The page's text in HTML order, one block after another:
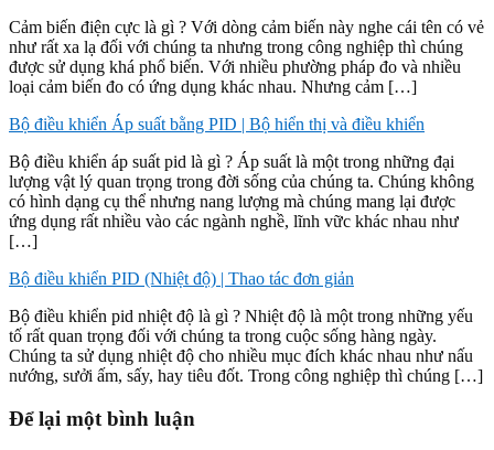
Cảm biến điện cực là gì ? Với dòng cảm biến này nghe cái tên có vẻ
như rất xa lạ đối với chúng ta nhưng trong công nghiệp thì chúng
được sử dụng khá phổ biến. Với nhiều phường pháp đo và nhiều
loại cảm biến đo có ứng dụng khác nhau. Nhưng cảm […]
Bộ điều khiển Áp suất bằng PID | Bộ hiển thị và điều khiển
Bộ điều khiển áp suất pid là gì ? Áp suất là một trong những đại
lượng vật lý quan trọng trong đời sống của chúng ta. Chúng không
có hình dạng cụ thể nhưng nang lượng mà chúng mang lại được
ứng dụng rất nhiều vào các ngành nghề, lĩnh vữc khác nhau như
[…]
Bộ điều khiển PID (Nhiệt độ) | Thao tác đơn giản
Bộ điều khiển pid nhiệt độ là gì ? Nhiệt độ là một trong những yếu
tố rất quan trọng đối với chúng ta trong cuộc sống hàng ngày.
Chúng ta sử dụng nhiệt độ cho nhiều mục đích khác nhau như nấu
nướng, sưởi ấm, sấy, hay tiêu đốt. Trong công nghiệp thì chúng […]
Để lại một bình luận